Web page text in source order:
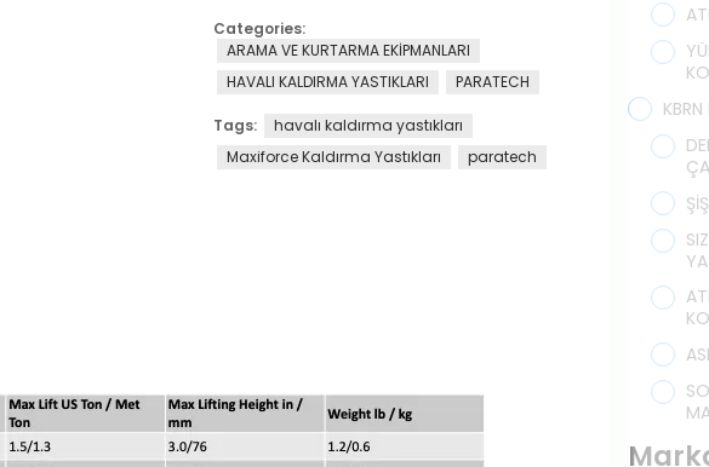
Categories:
ARAMA VE KURTARMA EKİPMANLARI
HAVALI KALDIRMA YASTIKLARI
PARATECH
Tags:
havalı kaldırma yastıkları
Maxiforce Kaldırma Yastıkları
paratech